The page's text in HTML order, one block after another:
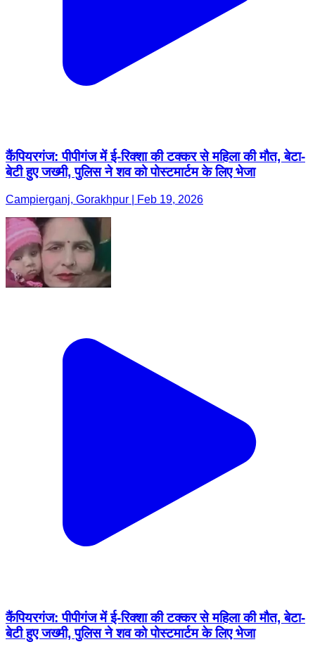
कैंपियरगंज: पीपीगंज में ई-रिक्शा की टक्कर से महिला की मौत, बेटा-
बेटी हुए जख्मी, पुलिस ने शव को पोस्टमार्टम के लिए भेजा
Campierganj, Gorakhpur | Feb 19, 2026
कैंपियरगंज: पीपीगंज में ई-रिक्शा की टक्कर से महिला की मौत, बेटा-
बेटी हुए जख्मी, पुलिस ने शव को पोस्टमार्टम के लिए भेजा